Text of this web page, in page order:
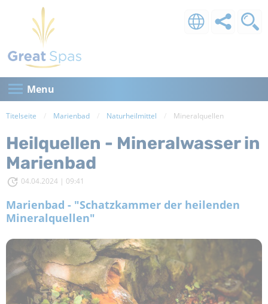
Menu
Titelseite Marienbad Naturheilmittel Current:
Mineralquellen
Heilquellen - Mineralwasser in
Marienbad
04.04.2024 | 09:41
Marienbad - "Schatzkammer der heilenden
Mineralquellen"